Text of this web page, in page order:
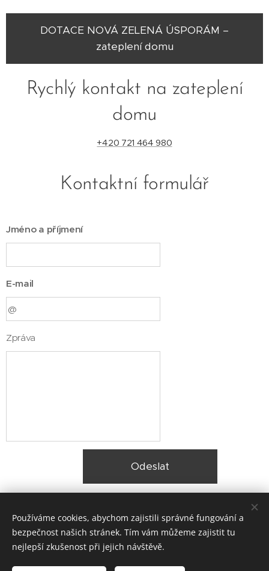
DOTACE NOVÁ ZELENÁ ÚSPORÁM –
zateplení domu
Rychlý kontakt na zateplení
domu
+420 721 464 980
Kontaktní formulář
Jméno a příjmení
E-mail
Zpráva
Odeslat
© 2025 Zateplení fasády Praha |Lokality
Používáme cookies, abychom zajistili správné fungování a
bezpečnost našich stránek. Tím vám můžeme zajistit tu
nejlepší zkušenost při jejich návštěvě.